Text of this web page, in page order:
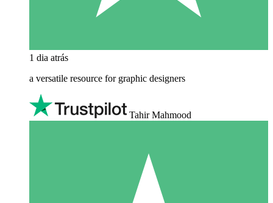
1 dia atrás
a versatile resource for graphic designers
Tahir Mahmood